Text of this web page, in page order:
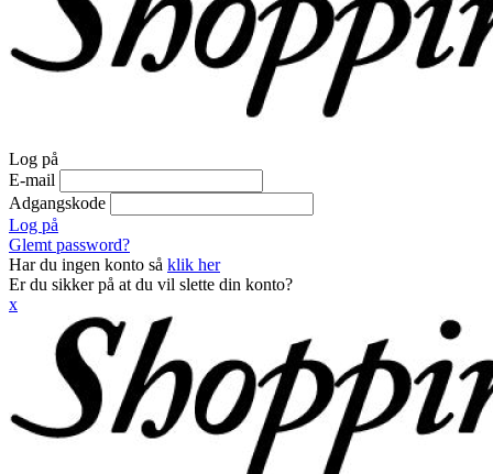
Log på
E-mail
Adgangskode
Log på
Glemt password?
Har du ingen konto så klik her
Er du sikker på at du vil slette din konto?
x